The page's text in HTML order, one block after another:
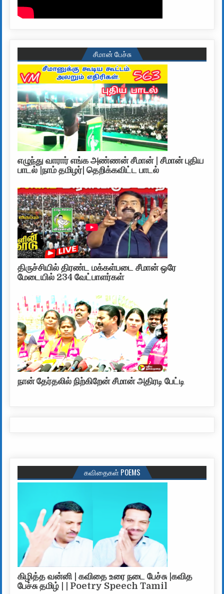
சீமான் பேச்சு
எழுந்து வாரார் எங்க அண்ணன் சீமான் | சீமான் புதிய
பாடல் |நாம் தமிழர்| தெறிக்கவிட்ட பாடல்
திருச்சியில் திரண்ட மக்கள்படை சீமான் ஒரே
மேடையில் 234 வேட்பாளர்கள்
நான் தேர்தலில் நிற்கிறேன் சீமான் அதிரடி பேட்டி
கவிதைகள் POEMS
கிழித்த வன்னி | கவிதை உரை நடை பேச்சு |கவித
பேச்சு தமிழ் | | Poetry Speech Tamil